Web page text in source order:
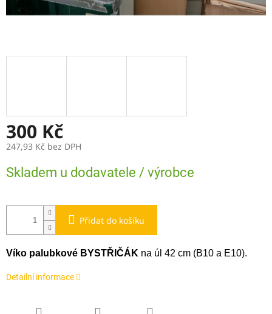
300 Kč
247,93 Kč bez DPH
cena:
Skladem u dodavatele / výrobce
Přidat do košíku
Víko palubkové BYSTŘIČÁK na úl 42 cm (B10 a E10).
Detailní informace